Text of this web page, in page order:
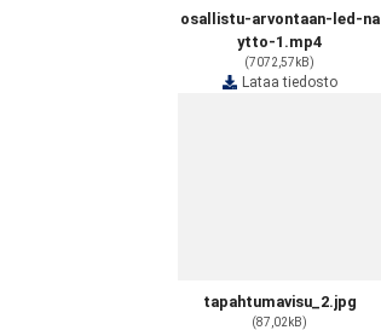
osallistu-arvontaan-led-na
ytto-1.mp4
(7072,57kB)
Lataa tiedosto
tapahtumavisu_2.jpg
(87,02kB)